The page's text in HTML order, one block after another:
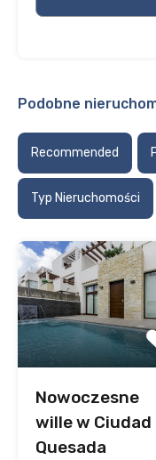
Podobne
Recommended
Typ Nieruchomości
Nowoczesne
wille w Ciudad
Quesada